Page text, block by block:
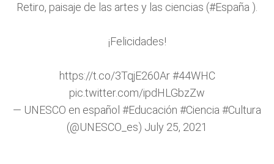
Retiro, paisaje de las artes y las ciencias (#España ).
¡Felicidades!
https://t.co/3TqjE260Ar #44WHC
pic.twitter.com/ipdHLGbzZw
— UNESCO en español #Educación #Ciencia #Cultura
(@UNESCO_es) July 25, 2021